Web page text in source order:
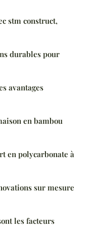
stm construct,
durables pour
avantages
en bambou
en polycarbonate à
sur mesure
les facteurs